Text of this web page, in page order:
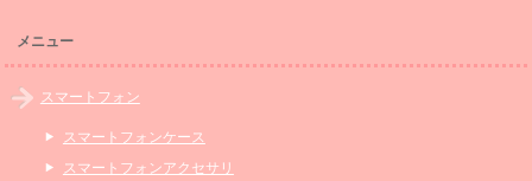
メニュー
スマートフォン
スマートフォンケース
スマートフォンアクセサリ